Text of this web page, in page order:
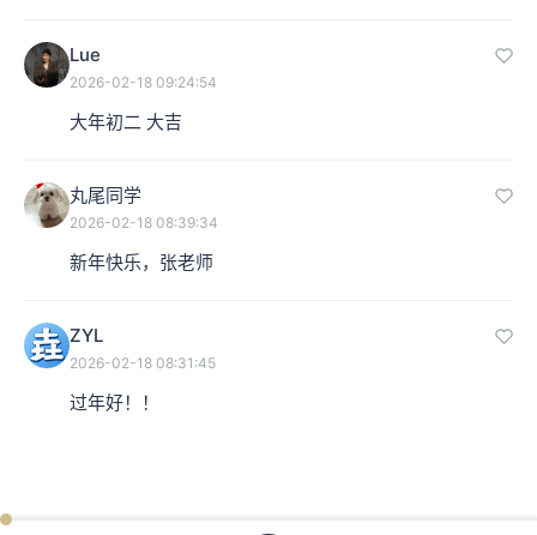
Lue
2026-02-18 09:24:54
大年初二 大吉
丸尾同学
2026-02-18 08:39:34
新年快乐，张老师
ZYL
2026-02-18 08:31:45
过年好！！